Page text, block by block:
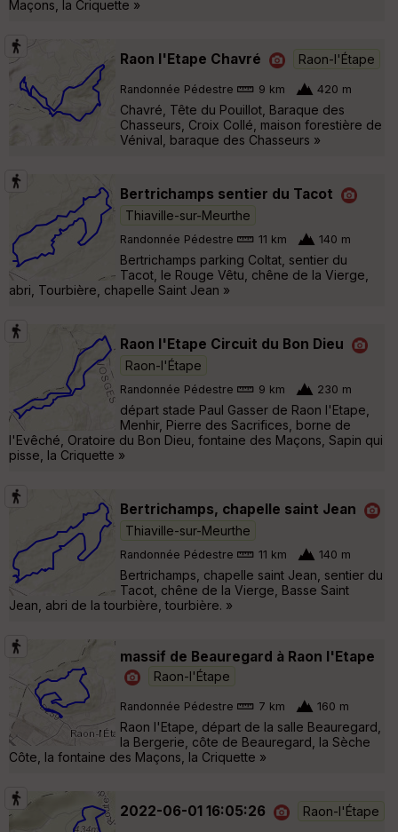
Maçons, la Criquette »
Raon l'Etape Chavré Raon-l'Étape
Randonnée Pédestre 9 km 420 m
Chavré, Tête du Pouillot, Baraque des
Chasseurs, Croix Collé, maison forestière de
Vénival, baraque des Chasseurs »
Bertrichamps sentier du Tacot
Thiaville-sur-Meurthe
Randonnée Pédestre 11 km 140 m
Bertrichamps parking Coltat, sentier du
Tacot, le Rouge Vêtu, chêne de la Vierge,
abri, Tourbière, chapelle Saint Jean »
Raon l'Etape Circuit du Bon Dieu
Raon-l'Étape
Randonnée Pédestre 9 km 230 m
départ stade Paul Gasser de Raon l'Etape,
Menhir, Pierre des Sacrifices, borne de
l'Evêché, Oratoire du Bon Dieu, fontaine des Maçons, Sapin qui
pisse, la Criquette »
Bertrichamps, chapelle saint Jean
Thiaville-sur-Meurthe
Randonnée Pédestre 11 km 140 m
Bertrichamps, chapelle saint Jean, sentier du
Tacot, chêne de la Vierge, Basse Saint
Jean, abri de la tourbière, tourbière. »
massif de Beauregard à Raon l'Etape
Raon-l'Étape
Randonnée Pédestre 7 km 160 m
Raon l'Etape, départ de la salle Beauregard,
la Bergerie, côte de Beauregard, la Sèche
Côte, la fontaine des Maçons, la Criquette »
2022-06-01 16:05:26 Raon-l'Étape